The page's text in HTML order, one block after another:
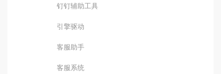
钉钉辅助工具
引擎驱动
客服助手
客服系统